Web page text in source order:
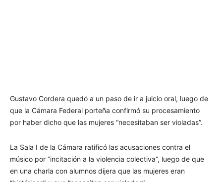
Gustavo Cordera quedó a un paso de ir a juicio oral, luego de
que la Cámara Federal porteña confirmó su procesamiento
por haber dicho que las mujeres “necesitaban ser violadas”.
La Sala I de la Cámara ratificó las acusaciones contra el
músico por “incitación a la violencia colectiva”, luego de que
en una charla con alumnos dijera que las mujeres eran